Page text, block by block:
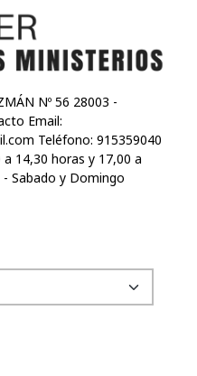
Nº 56 28003 -
Email:
Teléfono: 915359040
a 14,30 horas y 17,00 a
Sabado y Domingo